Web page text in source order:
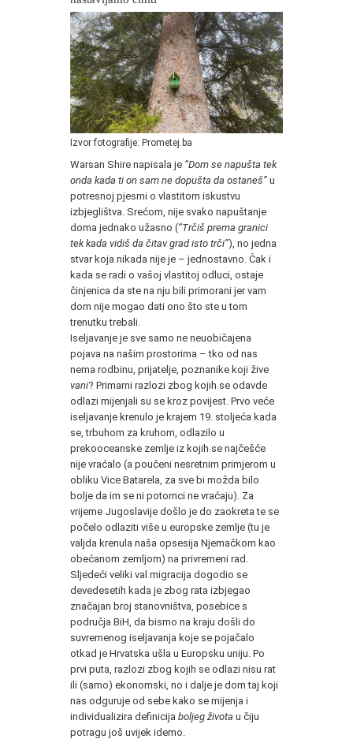
Izvor fotografije: Prometej.ba
Warsan Shire napisala je “Dom se napušta tek
onda kada ti on sam ne dopušta da ostaneš” u
potresnoj pjesmi o vlastitom iskustvu
izbjeglištva. Srećom, nije svako napuštanje
doma jednako užasno (“Trčiš prema granici
tek kada vidiš da čitav grad isto trči”), no jedna
stvar koja nikada nije je – jednostavno. Čak i
kada se radi o vašoj vlastitoj odluci, ostaje
činjenica da ste na nju bili primorani jer vam
dom nije mogao dati ono što ste u tom
trenutku trebali.
Iseljavanje je sve samo ne neuobičajena
pojava na našim prostorima – tko od nas
nema rodbinu, prijatelje, poznanike koji žive
vani? Primarni razlozi zbog kojih se odavde
odlazi mijenjali su se kroz povijest. Prvo veće
iseljavanje krenulo je krajem 19. stoljeća kada
se, trbuhom za kruhom, odlazilo u
prekooceanske zemlje iz kojih se najčešće
nije vraćalo (a poučeni nesretnim primjerom u
obliku Vice Batarela, za sve bi možda bilo
bolje da im se ni potomci ne vraćaju). Za
vrijeme Jugoslavije došlo je do zaokreta te se
počelo odlaziti više u europske zemlje (tu je
valjda krenula naša opsesija Njemačkom kao
obećanom zemljom) na privremeni rad.
Sljedeći veliki val migracija dogodio se
devedesetih kada je zbog rata izbjegao
značajan broj stanovništva, posebice s
područja BiH, da bismo na kraju došli do
suvremenog iseljavanja koje se pojačalo
otkad je Hrvatska ušla u Europsku uniju. Po
prvi puta, razlozi zbog kojih se odlazi nisu rat
ili (samo) ekonomski, no i dalje je dom taj koji
nas odguruje od sebe kako se mijenja i
individualizira definicija boljeg života u čiju
potragu još uvijek idemo.